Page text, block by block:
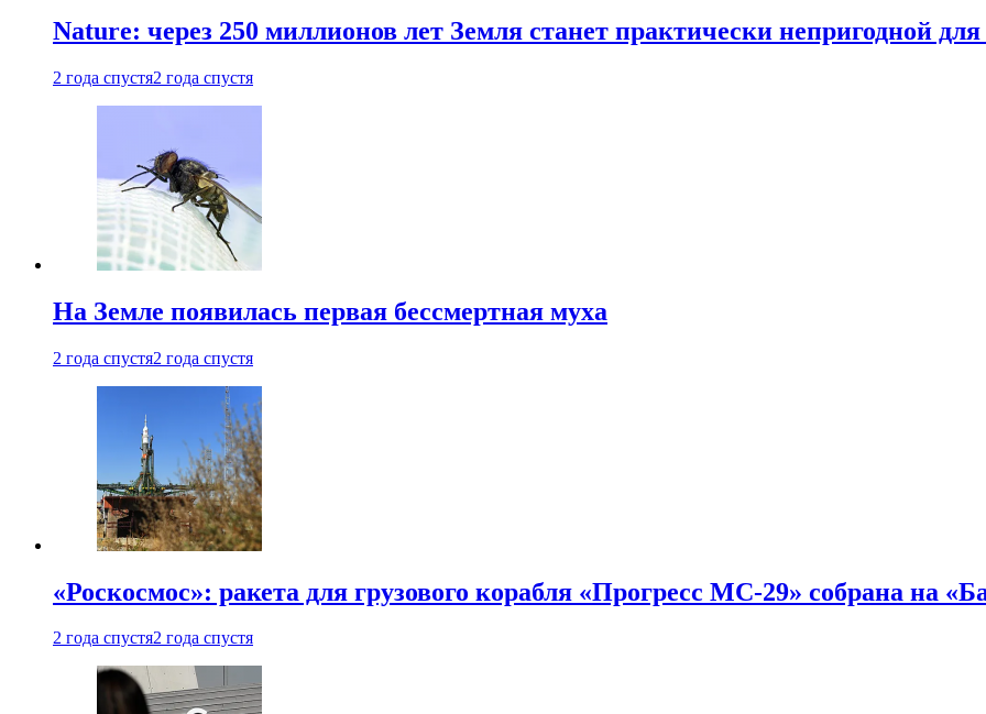
Nature: через 250 миллионов лет Земля станет практически непригодной
2 года спустя2 года спустя
На Земле появилась первая бессмертная муха
2 года спустя2 года спустя
«Роскосмос»: ракета для грузового корабля «Прогресс МС-29» собрана на
2 года спустя2 года спустя